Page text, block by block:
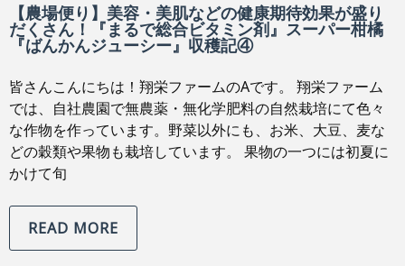
【農場便り】美容・美肌などの健康期待効果が盛り
だくさん！『まるで総合ビタミン剤』スーパー柑橘
『ばんかんジューシー』収穫記④
皆さんこんにちは！翔栄ファームのAです。 翔栄ファーム
では、自社農園で無農薬・無化学肥料の自然栽培にて色々
な作物を作っています。野菜以外にも、お米、大豆、麦な
どの穀類や果物も栽培しています。 果物の一つには初夏に
かけて旬
READ MORE